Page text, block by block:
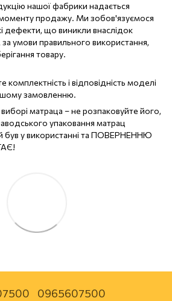
нашої фабрики надається
моменту продажу. Ми зобов'язуємося
дефекти, що виникли внаслідок
за умови правильного використання,
товару.
комплектність і відповідність моделі
замовленню.
матраца – не розпаковуйте його,
упаковання матрац
був у використанні та ПОВЕРНЕННЮ
0965607500